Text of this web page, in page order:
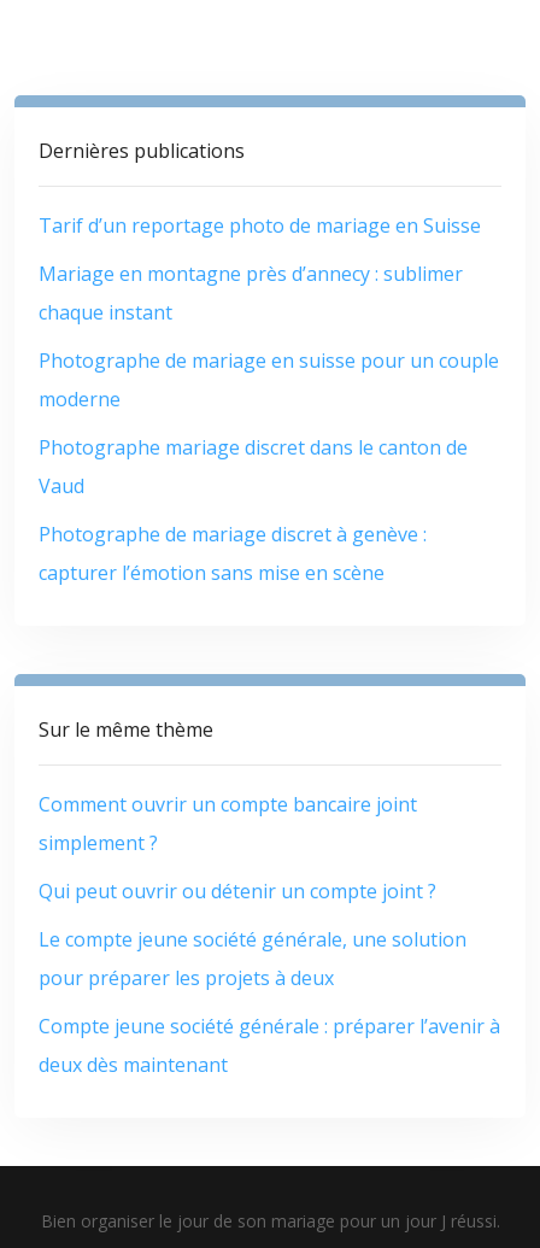
Dernières publications
Tarif d’un reportage photo de mariage en Suisse
Mariage en montagne près d’annecy : sublimer
chaque instant
Photographe de mariage en suisse pour un couple
moderne
Photographe mariage discret dans le canton de
Vaud
Photographe de mariage discret à genève :
capturer l’émotion sans mise en scène
Sur le même thème
Comment ouvrir un compte bancaire joint
simplement ?
Qui peut ouvrir ou détenir un compte joint ?
Le compte jeune société générale, une solution
pour préparer les projets à deux
Compte jeune société générale : préparer l’avenir à
deux dès maintenant
Bien organiser le jour de son mariage pour un jour J réussi.